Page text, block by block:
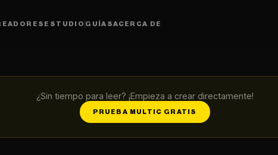
ESTUDIO GUÍASACERCA DE
¿Sin tiempo para leer? ¡Empieza a crear directamente!
PRUEBA MULTIC GRATIS